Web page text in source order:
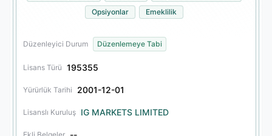
Opsiyonlar
Emeklilik
Düzenleyici Durum Düzenlemeye Tabi
Lisans Türü 195355
Yürürlük Tarihi 2001-12-01
Lisanslı Kuruluş IG MARKETS LIMITED
Ekli Belgeler